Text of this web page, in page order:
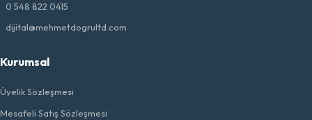
0 548 822 0415
dijital@mehmetdogrultd.com
Kurumsal
Üyelik Sözleşmesi
Mesafeli Satış Sözleşmesi